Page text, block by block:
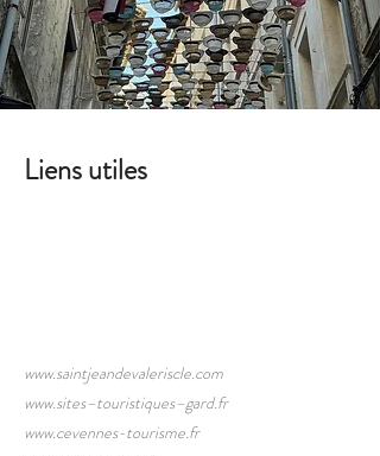
Liens utiles
www.saintjeandevaleriscle.com
www.sites–touristiques–gard.fr
www.cevennes-tourisme.fr